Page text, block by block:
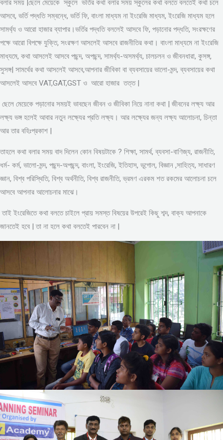
বলার সময় |ছেলে মেয়েকে স্কুলে ভর্তির কথা বলার সময় স্কুলের কথা বলতে বলতেই কথা চলে
আসবে, ভর্তি পদ্ধতি সম্বন্ধে, ভর্তি ফি, বাংলা মাধ্যম না ইংরেজি মাধ্যম, ইংরেজি মাধ্যম হলে
সামর্থ্য ও আরো হাজার ব্যাপার।ভর্তির পদ্ধতি বললেই আসবে ফি, পড়ানোর পদ্ধতি, সংরক্ষণের
পক্ষে আরো বিপক্ষে যুক্তি, সংরক্ষণ আসলেই আসবে রাজনীতির কথা। বাংলা মাধ্যমে না ইংরেজি
মাধ্যমে, কথা আসলেই আসবে পছন্দ, অপছন্দ, সামর্থ্য-অসমর্থ্য, চালচলন ও জীবনধারা, কুসঙ্গ,
সুসঙ্গ| সামর্থের কথা আসলেই আসবে,আপনার জীবিকা বা ব্যবসায়ের ভালো-মন্দ, ব্যবসায়ের কথা
আসলেই আসবে VAT,GAT,GST ও আরো হাজার তত্ত |
ছেলে মেয়েকে পড়ানোর সময়ই ভাবছেন জীবন ও জীবিকা নিয়ে নানা কথা | জীবনের লক্ষ্য আর
লক্ষ্য ভঙ্গ হলেই আবার নতুন লক্ষ্যের প্রতি লক্ষ্য। আর লক্ষ্যের জন্য লক্ষ্য আলোচনা, চিন্তা
আর তার বহিঃপ্রকাশ |
তাহলে কথা বলার সময় বাদ দিলেন কোন বিষয়টাকে ? শিক্ষা, সামর্থ, ব্যবসা-বাণিজ্য, রাজনীতি,
ধর্ম- কর্ম, ভালো-মন্দ, পছন্দ-অপছন্দ, বাংলা, ইংরেজি, ইতিহাস, ভূগোল, বিজ্ঞান ,সাহিত্য, সাধারণ
জ্ঞান, বিশ্ব পরিস্থিতি, বিশ্ব অর্থনীতি, বিশ্ব রাজনীতি, ভ্রমণ এরকম শত রকমের আলোচনা চলে
আসবে আপনার আলোচনার মাঝে।
তাই ইংরেজিতে কথা বলতে চাইলে প্রায় সমস্ত বিষয়ের উপরেই কিছু শব্দ, বাক্য আপনাকে
জানতেই হবে | তা না হলে কথা বলতেই পারবেন না |